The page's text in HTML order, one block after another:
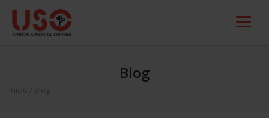
Blog
Inicio / Blog